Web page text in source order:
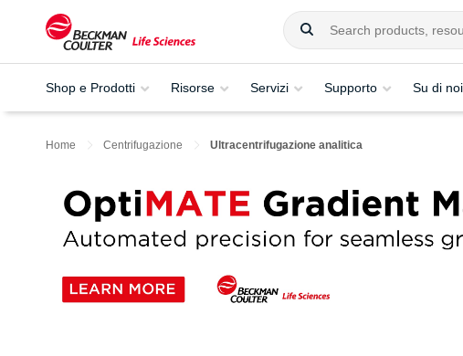
Shop e Prodotti Risorse Servizi Supporto Su di noi
Home Centrifugazione Ultracentrifugazione analitica